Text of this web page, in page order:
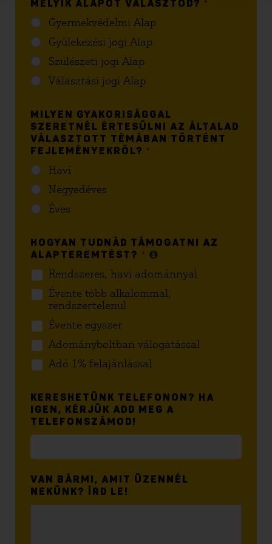
MELYIK ALAPOT VÁLASZTOD? *
Gyermekvédelmi Alap
Gyülekezési jogi Alap
Szülészeti jogi Alap
Választási jogi Alap
MILYEN GYAKORISÁGGAL
SZERETNÉL ÉRTESÜLNI AZ ÁLTALAD
VÁLASZTOTT TÉMÁBAN TÖRTÉNT
FEJLEMÉNYEKRŐL? *
Havi
Negyedéves
Éves
HOGYAN TUDNÁD TÁMOGATNI AZ
ALAPTEREMTÉST? *
Rendszeres, havi adománnyal
Évente több alkalommal,
rendszertelenül
Évente egyszer
Adományboltban válogatással
Adó 1% felajánlással
KERESHETÜNK TELEFONON? HA
IGEN, KÉRJÜK ADD MEG A
TELEFONSZÁMOD!
VAN BÁRMI, AMIT ÜZENNÉL
NEKÜNK? ÍRD LE!